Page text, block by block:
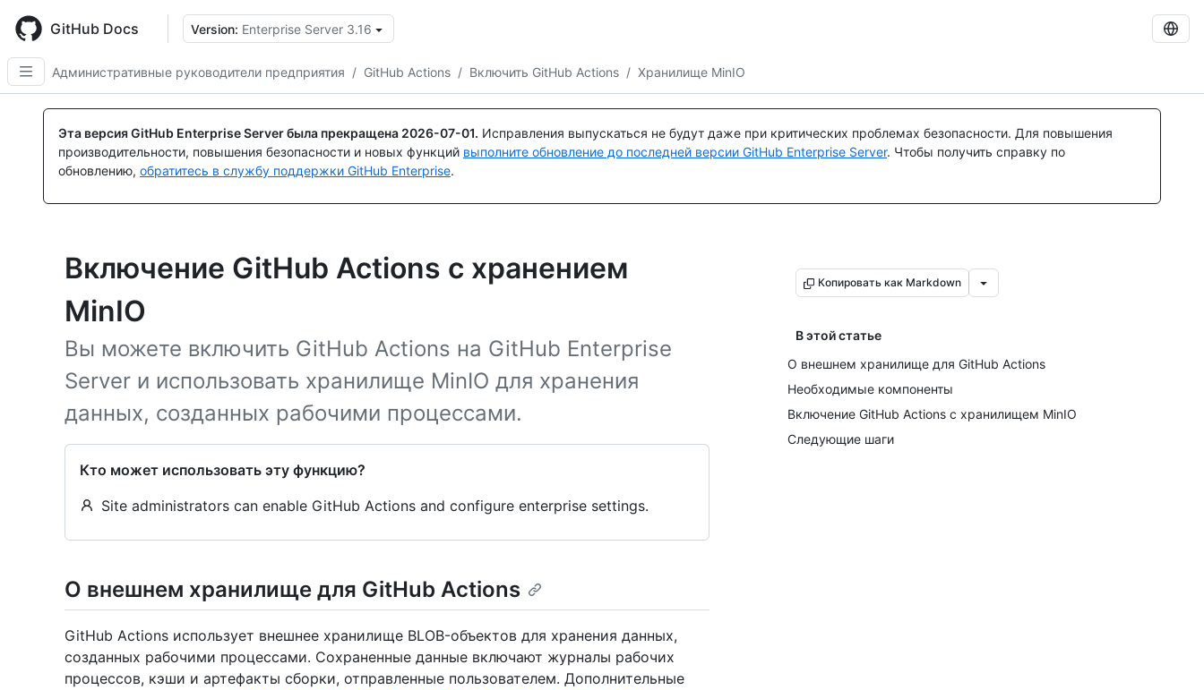
main
content
GitHub Docs Version: Enterprise Server 3.16
Административные руководители предприятия / GitHub Actions / Включить GitHub Actions / Хранилище MinIO
Эта версия GitHub Enterprise Server была прекращена 2026-07-01. Исправления выпускаться не будут даже при критических проблемах безопасности. Для повышения
производительности, повышения безопасности и новых функций выполните обновление до последней версии GitHub Enterprise Server. Чтобы получить справку по
обновлению, обратитесь в службу поддержки GitHub Enterprise.
Включение GitHub Actions с хранением
MinIO
Вы можете включить GitHub Actions на GitHub Enterprise
Server и использовать хранилище MinIO для хранения
данных, созданных рабочими процессами.
Кто может использовать эту функцию?
Site administrators can enable GitHub Actions and configure enterprise settings.
Копировать как Markdown
В этой статье
О внешнем хранилище для GitHub Actions
Необходимые компоненты
Включение GitHub Actions с хранилищем MinIO
Следующие шаги
О внешнем хранилище для GitHub Actions
GitHub Actions использует внешнее хранилище BLOB-объектов для хранения данных,
созданных рабочими процессами. Сохраненные данные включают журналы рабочих
процессов, кэши и артефакты сборки, отправленные пользователем. Дополнительные